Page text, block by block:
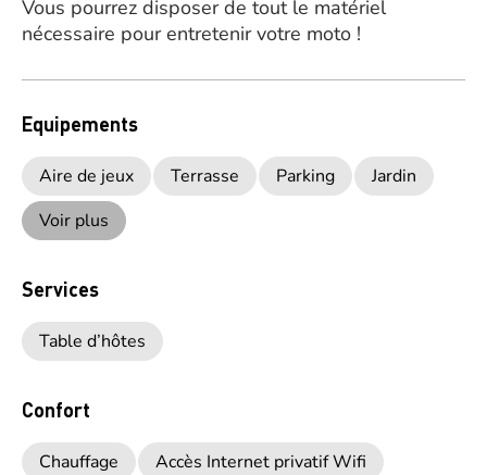
Vous pourrez disposer de tout le matériel
nécessaire pour entretenir votre moto !
Equipements
Aire de jeux Terrasse Parking
Jardin
Voir plus
Services
Table d’hôtes
Confort
Chauffage
Accès Internet privatif Wifi